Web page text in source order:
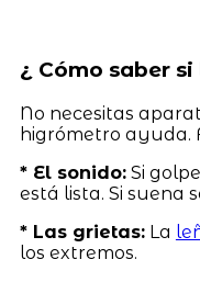
¿ Cómo saber
No necesitas
higrómetro ayuda.
* El sonido:Si
está lista. Si suena
* Las grietas:La
los extremos.